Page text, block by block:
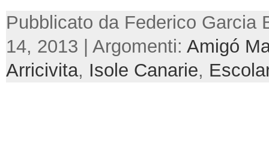
Pubblicato da Federico Garcia
14, 2013 | Argomenti: Amigó
Arricivita, Isole Canarie,